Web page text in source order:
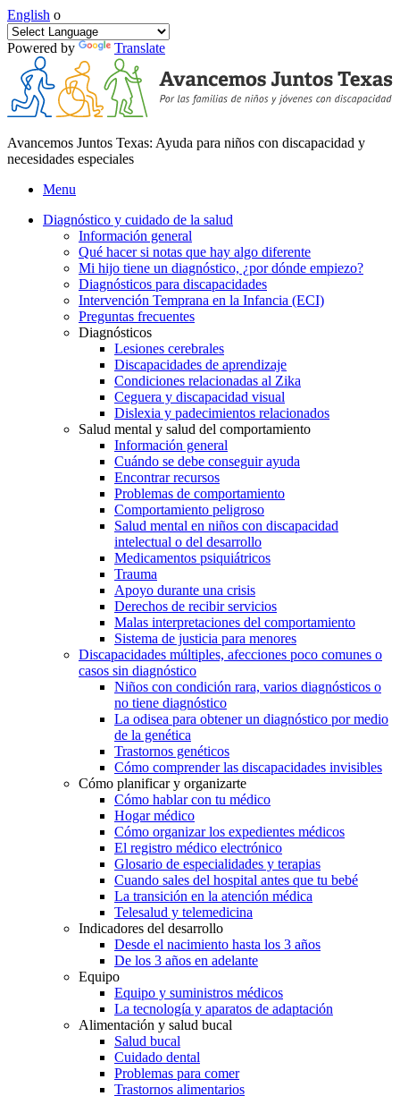
English o
Powered by Translate
Avancemos Juntos Texas: Ayuda para niños con discapacidad y
necesidades especiales
Menu
Diagnóstico y cuidado de la salud
Información general
Qué hacer si notas que hay algo diferente
Mi hijo tiene un diagnóstico, ¿por dónde empiezo?
Diagnósticos para discapacidades
Intervención Temprana en la Infancia (ECI)
Preguntas frecuentes
Diagnósticos
Lesiones cerebrales
Discapacidades de aprendizaje
Condiciones relacionadas al Zika
Ceguera y discapacidad visual
Dislexia y padecimientos relacionados
Salud mental y salud del comportamiento
Información general
Cuándo se debe conseguir ayuda
Encontrar recursos
Problemas de comportamiento
Comportamiento peligroso
Salud mental en niños con discapacidad
intelectual o del desarrollo
Medicamentos psiquiátricos
Trauma
Apoyo durante una crisis
Derechos de recibir servicios
Malas interpretaciones del comportamiento
Sistema de justicia para menores
Discapacidades múltiples, afecciones poco comunes o
casos sin diagnóstico
Niños con condición rara, varios diagnósticos o
no tiene diagnóstico
La odisea para obtener un diagnóstico por medio
de la genética
Trastornos genéticos
Cómo comprender las discapacidades invisibles
Cómo planificar y organizarte
Cómo hablar con tu médico
Hogar médico
Cómo organizar los expedientes médicos
El registro médico electrónico
Glosario de especialidades y terapias
Cuando sales del hospital antes que tu bebé
La transición en la atención médica
Telesalud y telemedicina
Indicadores del desarrollo
Desde el nacimiento hasta los 3 años
De los 3 años en adelante
Equipo
Equipo y suministros médicos
La tecnología y aparatos de adaptación
Alimentación y salud bucal
Salud bucal
Cuidado dental
Problemas para comer
Trastornos alimentarios